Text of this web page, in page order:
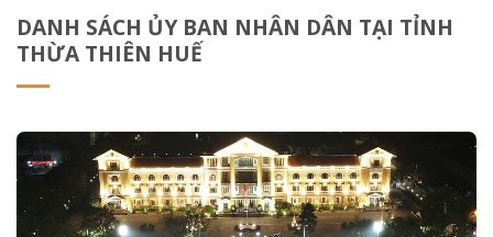
DANH SÁCH ỦY BAN NHÂN DÂN TẠI TỈNH
THỪA THIÊN HUẾ